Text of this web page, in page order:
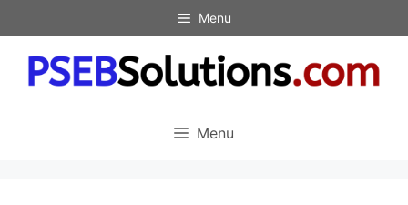
to
content
Menu
Menu